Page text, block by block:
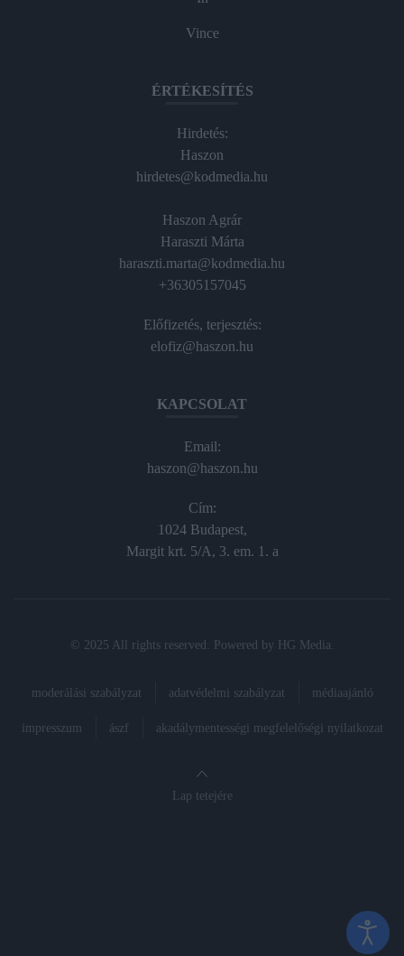
Vince
ÉRTÉKESÍTÉS
Hirdetés:
Haszon
hirdetes@kodmedia.hu
Haszon Agrár
Haraszti Márta
haraszti.marta@kodmedia.hu
+36305157045
Előfizetés, terjesztés:
elofiz@haszon.hu
KAPCSOLAT
Email:
haszon@haszon.hu
Cím:
1024 Budapest,
Margit krt. 5/A, 3. em. 1. a
© 2025 All rights reserved. Powered by HG Media
moderálási szabályzat adatvédelmi szabályzat médiaajánló
impresszum ászf akadálymentességi megfelelőségi nyilatkozat
Lap tetejére